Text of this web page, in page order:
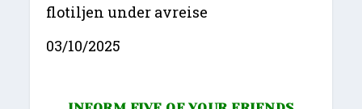
flotiljen under avreise
03/10/2025